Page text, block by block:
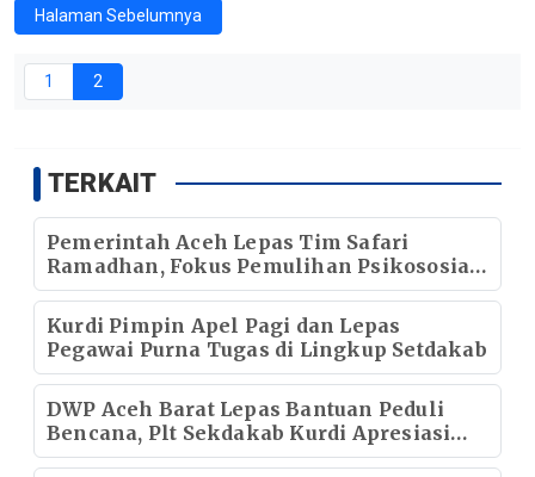
Halaman Sebelumnya
1 2
TERKAIT
Pemerintah Aceh Lepas Tim Safari
Ramadhan, Fokus Pemulihan Psikososial
di Wilayah Terdampak Bencana
Kurdi Pimpin Apel Pagi dan Lepas
Pegawai Purna Tugas di Lingkup Setdakab
DWP Aceh Barat Lepas Bantuan Peduli
Bencana, Plt Sekdakab Kurdi Apresiasi
Kepedulian Sosial ASN dan Keluarga